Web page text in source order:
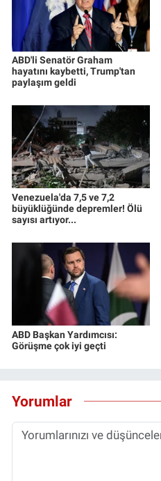
ABD'li Senatör Graham
hayatını kaybetti, Trump'tan
paylaşım geldi
Venezuela'da 7,5 ve 7,2
büyüklüğünde depremler! Ölü
sayısı artıyor...
ABD Başkan Yardımcısı:
Görüşme çok iyi geçti
Yorumlar